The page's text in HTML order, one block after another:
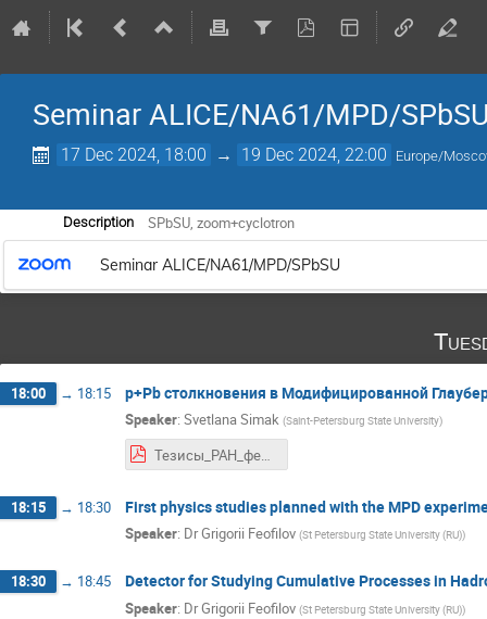
Seminar ALICE/NA61/MPD/
17 Dec 2024, 18:00 → 19 Dec 2024, 22:00 Europe/
Description SPbSU, zoom+cyclotron
Seminar ALICE/NA61/MPD/SPbSU
18:00 → 18:15 p+Pb столкновения в Модифицированной
Speaker: Svetlana Simak (Saint-Petersburg State University)
Тезисы_РАН_февраль_2025.pdf
18:15 → 18:30 First physics studies planned with the MPD
Speaker: DrGrigorii Feofilov (St Petersburg State University (RU))
18:30 → 18:45 Detector for Studying Cumulative Processes in
Speaker: DrGrigorii Feofilov (St Petersburg State University (RU))